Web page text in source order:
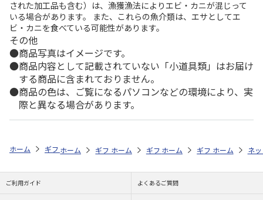
された加工品も含む）は、漁獲漁法によりエビ・カニが混じって
いる場合があります。 また、これらの魚介類は、エサとしてエ
ビ・カニを食べている可能性があります。
その他
商品写真はイメージです。
商品内容として記載されていない「小道具類」はお届け
する商品に含まれておりません。
商品の色は、ご覧になるパソコンなどの環境により、実
際と異なる場合があります。
ホーム ギフト通販 内祝い・お返し 結婚引出物 予算で探す（
ホーム ギフト通販 内祝い・お返し 快気祝い 予
ホーム ギフト通販 内祝い・お返し
ホーム ギフト通販 内
ホーム ネ
ご利用ガイド よくあるご質問